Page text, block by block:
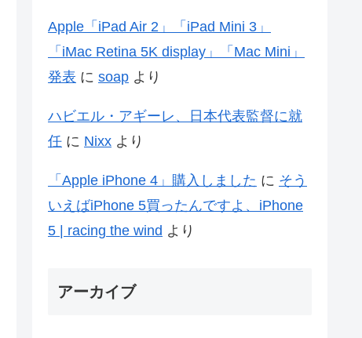
Apple「iPad Air 2」「iPad Mini 3」
「iMac Retina 5K display」「Mac Mini」
発表 に soap より
ハビエル・アギーレ、日本代表監督に就
任 に Nixx より
「Apple iPhone 4」購入しました に そう
いえばiPhone 5買ったんですよ、iPhone
5 | racing the wind より
アーカイブ